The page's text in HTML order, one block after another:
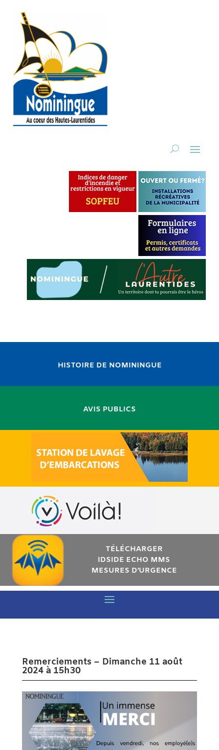
HISTOIRE DE NOMININGUE
AVIS PUBLICS
TÉLÉCHARGER
IDSIDE ECHO MMS
MESURES D’URGENCE
Remerciements – Dimanche 11 août
2024 à 15h30